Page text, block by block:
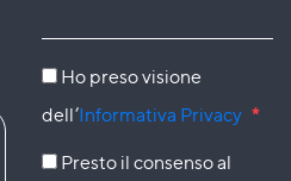
Ho preso visione
dell’Informativa Privacy *
Presto il consenso al